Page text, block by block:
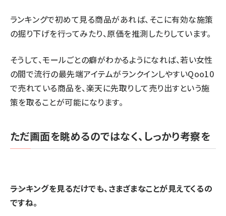
ランキングで初めて見る商品があれば、そこに有効な施策
の掘り下げを行ってみたり、原価を推測したりしています。
そうして、モールごとの癖がわかるようになれば、若い女性
の間で流行の最先端アイテムがランクインしやすいQoo10
で売れている商品を、楽天に先取りして売り出すという施
策を取ることが可能になります。
ただ画面を眺めるのではなく、しっかり考察を
⸺ランキングを見るだけでも、さまざまなことが見えてくるの
ですね。